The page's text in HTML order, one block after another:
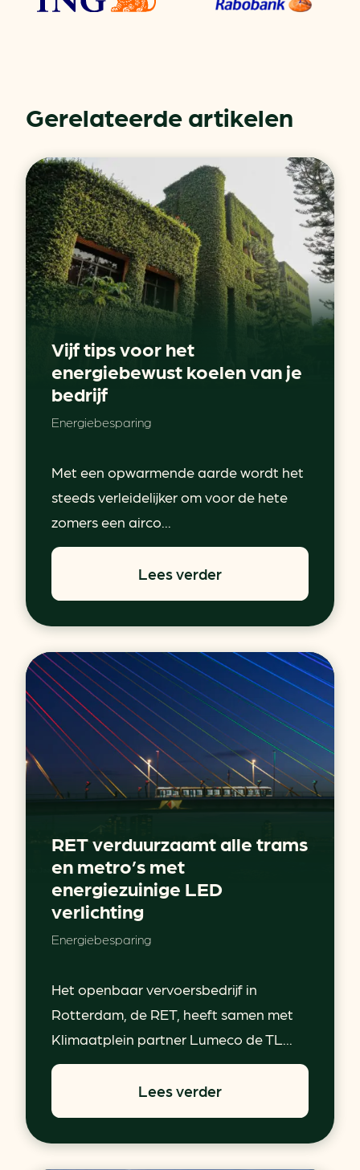
Gerelateerde artikelen
Vijf tips voor het
energiebewust koelen van je
bedrijf
Energiebesparing
Met een opwarmende aarde wordt het
steeds verleidelijker om voor de hete
zomers een airco...
Lees verder
RET verduurzaamt alle trams
en metro’s met
energiezuinige LED
verlichting
Energiebesparing
Het openbaar vervoersbedrijf in
Rotterdam, de RET, heeft samen met
Klimaatplein partner Lumeco de TL...
Lees verder